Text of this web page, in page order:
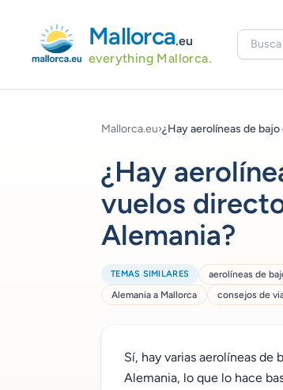
Mallorca.eu
everything Mallorca.
Mallorca.eu›¿Hay aerolíneas de
¿Hay
vuelos
Alemania?
TEMAS SIMILARES aerolíneas de
Alemania a Mallorca
consejos de
Sí, hay varias aerolíneas
Alemania, lo que lo hace